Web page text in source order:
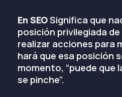
En SEOSignifica que
posición privilegiada
realizar acciones para
hará que esa posición
momento, “puede que
se pinche”.